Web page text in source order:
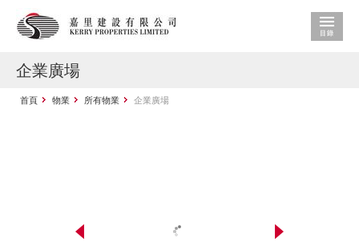
企業廣場
首頁 物業 所有物業 企業廣場